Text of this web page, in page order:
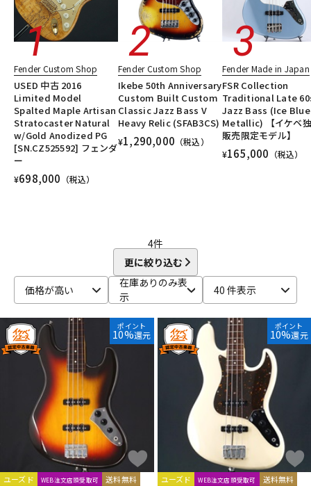
アンプ エフェクター
DJ機器 DTM
DTM オンライン納品 レコーディング機器
配信/ライブ機器
Fender Custom Shop
USED 中古 2016
Limited Model
Spalted Maple Artisan
Stratocaster Natural
w/Gold Anodized PG
[SN.CZ525592] フェンダ
ー
¥698,000 （税込）
Fender Custom Shop
Ikebe 50th Anniversary
Custom Built Custom
Classic Jazz Bass V
Heavy Relic (SFAB3CS)
¥1,290,000 （税込）
Fender Made in Japan
FSR Collection
Traditional Late
Jazz Bass (Ice Blue
Metallic) 【イケベ
販売限定モデル】
¥165,000 （税込）
4件
更に絞り込む
価格が高い
在庫ありのみ表
示
40 件表示
ポイント
10%還元
ユーズド WEB注文店頭受取可 送料無料
ポイント
10%還元
ユーズド WEB注文店頭受取可 送料無料